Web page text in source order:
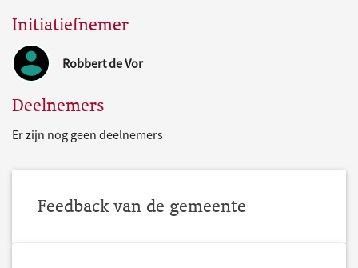
Initiatiefnemer
Robbert de Vor
Deelnemers
Er zijn nog geen deelnemers
Feedback van de gemeente